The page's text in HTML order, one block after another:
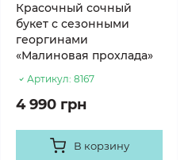
Красочный сочный
букет с сезонными
георгинами
«Малиновая прохлада»
Артикул: 8167
4 990 грн
В корзину